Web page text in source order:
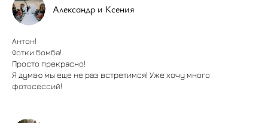
Александр и Ксения
Антон!
Фотки бомба!
Просто прекрасно!
Я думаю мы еще не раз встретимся! Уже хочу много
фотосессий!